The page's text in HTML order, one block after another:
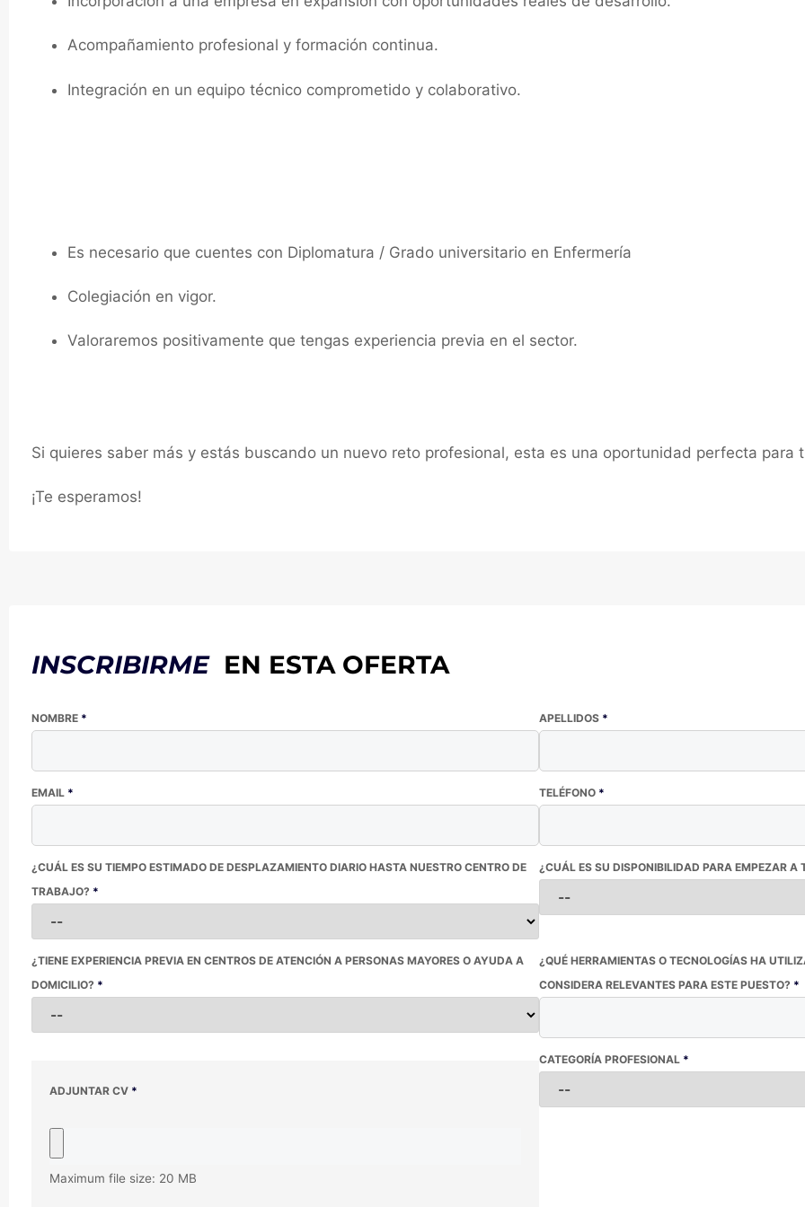
Acompañamiento profesional y formación continua.
Integración en un equipo técnico comprometido y colaborativo.
Es necesario que cuentes con Diplomatura / Grado universitario en Enfermería
Colegiación en vigor.
Valoraremos positivamente que tengas experiencia previa en el sector.
Si quieres saber más y estás buscando un nuevo reto profesional, esta es una oportunidad perfecta para
¡Te esperamos!
INSCRIBIRMEEN ESTA OFERTA
NOMBRE * APELLIDOS *
EMAIL * TELÉFONO *
¿CUÁL ES SU TIEMPO ESTIMADO DE DESPLAZAMIENTO DIARIO HASTA NUESTRO CENTRO DE
TRABAJO? *
¿CUÁL ES SU DISPONIBILIDAD PARA EMPEZAR
¿TIENE EXPERIENCIA PREVIA EN CENTROS DE ATENCIÓN A PERSONAS MAYORES O AYUDA A
DOMICILIO? *
¿QUÉ HERRAMIENTAS O TECNOLOGÍAS HA
CONSIDERA RELEVANTES PARA ESTE PUESTO? *
ADJUNTAR CV *
Maximum file size: 20 MB
CATEGORÍA PROFESIONAL *